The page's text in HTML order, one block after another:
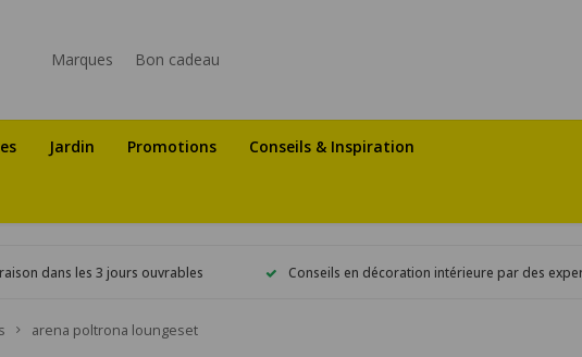
Marques Bon cadeau
Jardin Promotions Conseils & Inspiration
dans les 3 jours ouvrables Conseils en décoration intérieure par des
arena poltrona loungeset